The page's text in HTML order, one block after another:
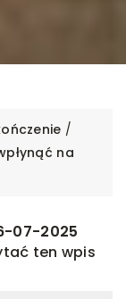
/
na
07-2025
ten wpis